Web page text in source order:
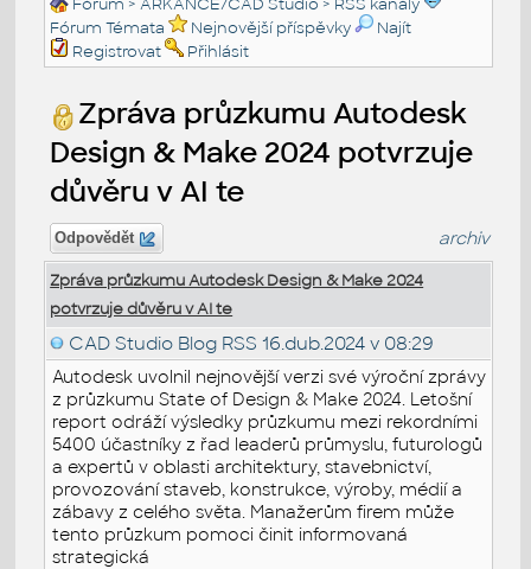
Fórum >ARKANCE/CAD Studio > RSS kanály
Fórum Témata
Nejnovější příspěvky
Najít
Registrovat
Přihlásit
Zpráva průzkumu Autodesk
Design & Make 2024 potvrzuje
důvěru v AI te
Odpovědět archiv
Zpráva průzkumu Autodesk Design & Make 2024
potvrzuje důvěru v AI te
CAD Studio Blog RSS 16.dub.2024 v 08:29
Autodesk uvolnil nejnovější verzi své výroční zprávy
z průzkumu State of Design & Make 2024. Letošní
report odráží výsledky průzkumu mezi rekordními
5400 účastníky z řad leaderů průmyslu, futurologů
a expertů v oblasti architektury, stavebnictví,
provozování staveb, konstrukce, výroby, médií a
zábavy z celého světa. Manažerům firem může
tento průzkum pomoci činit informovaná
strategická